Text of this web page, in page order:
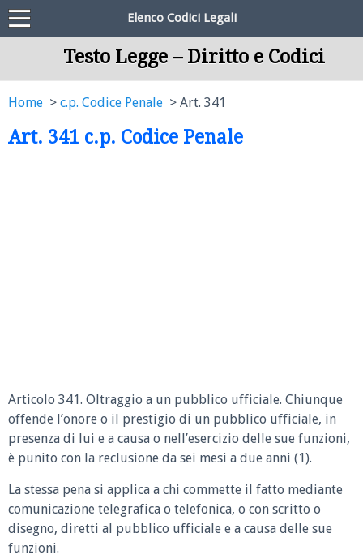
Elenco Codici Legali
Testo Legge – Diritto e Codici
Home c.p. Codice Penale Art. 341
Art. 341 c.p. Codice Penale
Articolo 341. Oltraggio a un pubblico ufficiale. Chiunque
offende l’onore o il prestigio di un pubblico ufficiale, in
presenza di lui e a causa o nell’esercizio delle sue funzioni,
è punito con la reclusione da sei mesi a due anni (1).
La stessa pena si applica a chi commette il fatto mediante
comunicazione telegrafica o telefonica, o con scritto o
disegno, diretti al pubblico ufficiale e a causa delle sue
funzioni.